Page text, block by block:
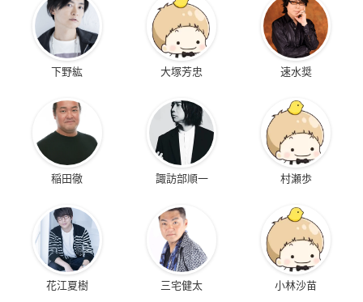
下野紘 大塚芳忠 速水奨
稲田徹 諏訪部順一 村瀬歩
花江夏樹 三宅健太 小林沙苗